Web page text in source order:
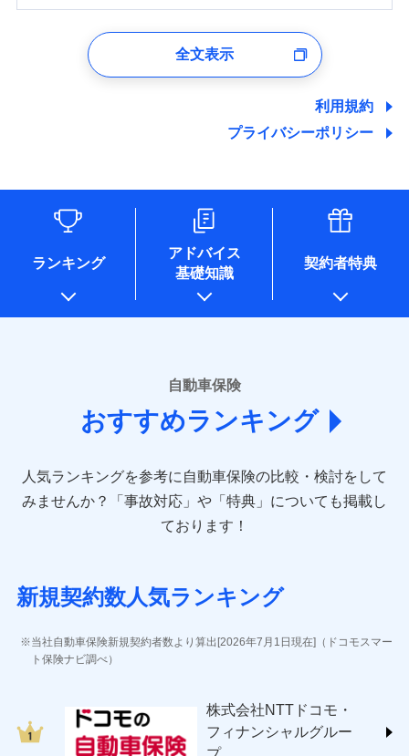
ユーザー登録受付および、管理のため
しくは委託を受けている保険会社・提携会社の保険その他に
関する情報を提供し、金融商品等の契約を勧奨するため、ま
た維持管理等の委託業務遂行のため、またそれらに付帯、関
情報を取引のある他の保険会社の商品・サービスをご提案す
るために利用させていただくことがあります。）
各種セミナーの開催のため
コンサルティングサービスの実施のため
アンケートやキャンペーン等の実施のため
上記に係る案内・手続き・管理等付帯業務を行うため
* 当社が委託を受けている保険会社の情報は、保険会社のホ
ームページに掲載しておりますので、ご確認ください。
あいおいニッセイ同和損害保険株式会社
(https://www.aioinissaydowa.co.jp/)
アクサ損害保険株式会社 (https://www.axa-
direct.co.jp/)
sompo.co.jp/)
東京海上ダイレクト損害保険株式会社 (https://www.e-
AIG損害保険株式会社 (https://www.aig.co.jp/sonpo)
ジェイアイ傷害火災保険株式会社
ソニー損害保険株式会社
(https://www.sonysonpo.co.jp/)
ＳＯＭＰＯダイレクト損害保険株式会社
(https://www.sompo-direct.co.jp/)
全文表示
利用規約
プライバシーポリシー
ランキング
アドバイス
基礎知識
契約者特典
自動車保険
おすすめランキング
人気ランキングを参考に自動車保険の比較・検討をして
みませんか？
「事故対応」や「特典」についても掲載し
ております！
新規契約数人気ランキング
当社自動車保険新規契約者数より算出[2026年7月1日現在]（ドコモスマー
ト保険ナビ調べ）
株式会社NTTドコモ・
フィナンシャルグルー